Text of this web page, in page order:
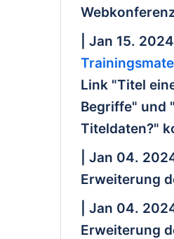
| Jan 15. 2024
Link "Titel
Begriffe" und
Titeldaten?"
| Jan 04.
Erweiterung
| Jan 04.
Erweiterung